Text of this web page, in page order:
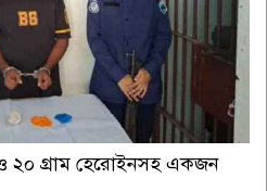
২০ গ্রাম হেরোইনসহ একজন